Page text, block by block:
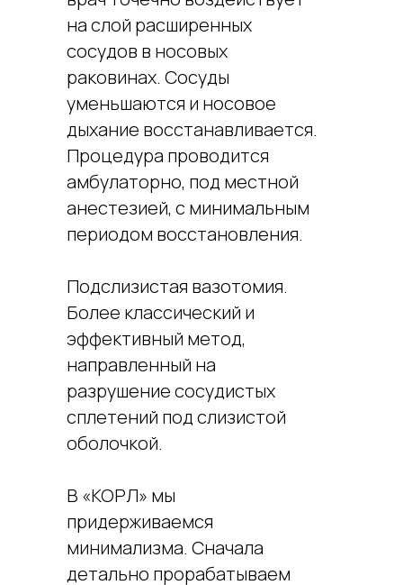
на слой расширенных
сосудов в носовых
раковинах. Сосуды
уменьшаются и носовое
дыхание восстанавливается.
Процедура проводится
амбулаторно, под местной
анестезией, с минимальным
периодом восстановления.
Подслизистая вазотомия.
Более классический и
эффективный метод,
направленный на
разрушение сосудистых
сплетений под слизистой
оболочкой.
В «КОРЛ» мы
придерживаемся
минимализма. Сначала
детально прорабатываем